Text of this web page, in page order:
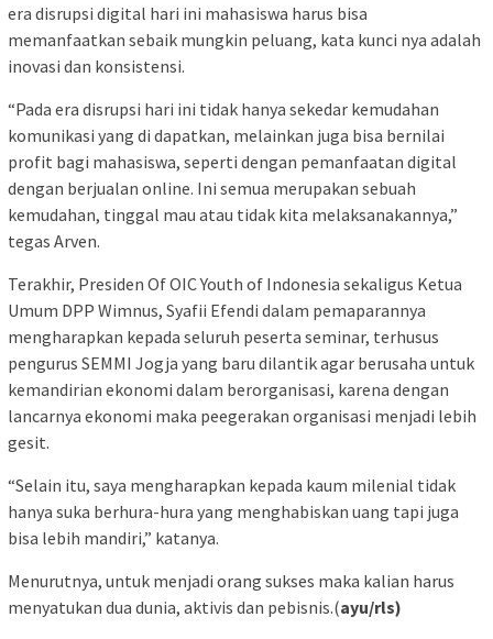
era disrupsi digital hari ini mahasiswa harus bisa
memanfaatkan sebaik mungkin peluang, kata kunci nya adalah
inovasi dan konsistensi.
“Pada era disrupsi hari ini tidak hanya sekedar kemudahan
komunikasi yang di dapatkan, melainkan juga bisa bernilai
profit bagi mahasiswa, seperti dengan pemanfaatan digital
dengan berjualan online. Ini semua merupakan sebuah
kemudahan, tinggal mau atau tidak kita melaksanakannya,”
tegas Arven.
Terakhir, Presiden Of OIC Youth of Indonesia sekaligus Ketua
Umum DPP Wimnus, Syafii Efendi dalam pemaparannya
mengharapkan kepada seluruh peserta seminar, terhusus
pengurus SEMMI Jogja yang baru dilantik agar berusaha untuk
kemandirian ekonomi dalam berorganisasi, karena dengan
lancarnya ekonomi maka peegerakan organisasi menjadi lebih
gesit.
“Selain itu, saya mengharapkan kepada kaum milenial tidak
hanya suka berhura-hura yang menghabiskan uang tapi juga
bisa lebih mandiri,” katanya.
Menurutnya, untuk menjadi orang sukses maka kalian harus
menyatukan dua dunia, aktivis dan pebisnis.(ayu/rls)